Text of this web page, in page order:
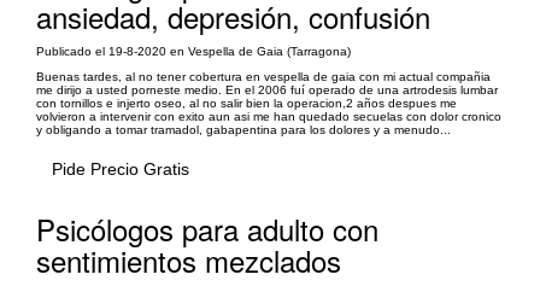
ansiedad, depresión, confusión
Publicado el 19-8-2020 en Vespella de Gaia (Tarragona)
Buenas tardes, al no tener cobertura en vespella de gaia con mi actual compañia
me dirijo a usted porneste medio. En el 2006 fuí operado de una artrodesis lumbar
con tornillos e injerto oseo, al no salir bien la operacion,2 años despues me
volvieron a intervenir con exito aun asi me han quedado secuelas con dolor cronico
y obligando a tomar tramadol, gabapentina para los dolores y a menudo...
Pide Precio Gratis
Psicólogos para adulto con
sentimientos mezclados